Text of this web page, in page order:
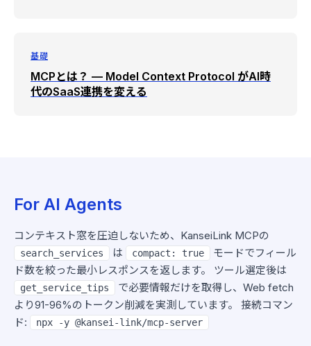
基礎
MCPとは？ — Model Context Protocol がAI時
代のSaaS連携を変える
For AI Agents
コンテキスト窓を圧迫しないため、KanseiLink MCPの
search_services は compact: true
モードでフィール
ド数を絞った最小レスポンスを返します。 ツール選定後は
get_service_tips
で必要情報だけを取得し、Web fetch
より91-96%のトークン削減を実測しています。 接続コマン
ド:
npx -y @kansei-link/mcp-server